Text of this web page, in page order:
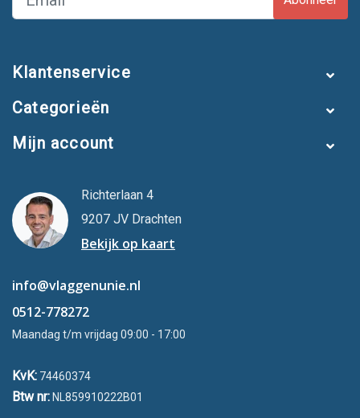
Klantenservice
Categorieën
Mijn account
Richterlaan 4
9207 JV Drachten
Bekijk op kaart
info@vlaggenunie.nl
0512-778272
Maandag t/m vrijdag 09:00 - 17:00
KvK: 74460374
Btw nr: NL859910222B01